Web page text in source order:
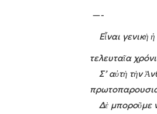
—-
Εἶναι γενικὴ
τελευταῖα
Σ’ αὐτὴ τὴν
Δὲ μποροῦμε